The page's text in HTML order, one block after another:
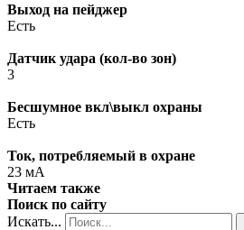
Выход на пейджер
Есть
Датчик удара (кол-во зон)
3
Бесшумное вкл\выкл охраны
Есть
Ток, потребляемый в охране
23 мА
Читаем также
Поиск по сайту
Искать...